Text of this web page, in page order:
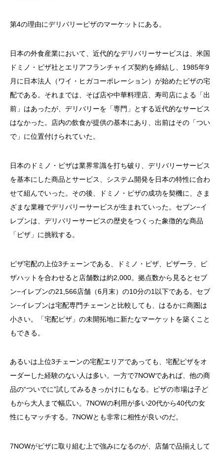
第4の理由にデリバリーピザのマーケットにある。
日本の外食産業において、近代的なデリバリーサービスは、米国
ドミノ・ピザ社とエリアフランチャイズ契約を締結し、1985年9
月に日本法人（ワイ・ヒガコーポレーション）が始めたピザの宅
配である。それまでは、そば店や中華料理店、寿司店による「出
前」はあったが、デリバリーを「専門」とする近代的なサービス
はなかった。店内の飲食が提供の基本にあり、出前はその「つい
で」に位置付けられていた。
日本のドミノ・ピザは業界常識を打ち破り、デリバリーサービス
を基本にした商品とサービス、システム開発を日本の特性に合わ
せて組んでいった。その後、ドミノ・ピザの成功を契機に、さま
ざまな業種でデリバリーサービスが生まれていった。セブン−イ
レブンは、デリバリーサービスの歴史をつくった象徴的な商品
「ピザ」に挑戦する。
ピザ宅配の上位3チェーンである、ドミノ・ピザ、ピザーラ、ピ
ザハットを合わせると店舗数は約2,000。拠点数から見るとセブ
ン−イレブンの21,566店舗（6月末）の10分の1以下である。セブ
ン−イレブンは宅配専門チェーンと比較しても、はるかに商圏は
小さい。「宅配ピザ」の未開拓地に新たなマーケットを築くこと
もできる。
あるいは上位3チェーンの宅配エリアであっても、宅配ピザをオ
ーダーした経験のない人は多い。一方で7NOWであれば、他の商
品の“ついでに”試してみるきっかけにもなる。ピザの市場は子ど
もから大人まで幅広い。7NOWの利用が多い20代から40代の女
性にもマッチする。7NOWとも非常に相性が良いのだ。
7NOWがピザに取り組む上で強みになるのが、店舗で品揃えして